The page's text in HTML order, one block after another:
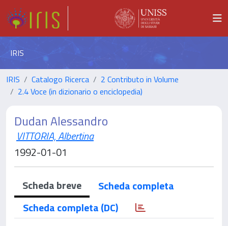
IRIS
IRIS Catalogo Ricerca
2 Contributo in Volume
2.4 Voce (in dizionario o enciclopedia)
Dudan Alessandro
VITTORIA, Albertina
1992-01-01
Scheda breve
Scheda completa
Scheda completa (DC)